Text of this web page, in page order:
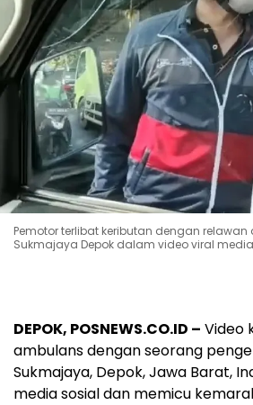
Pemotor terlibat keributan dengan
Sukmajaya Depok dalam video viral
DEPOK, POSNEWS.CO.ID – Video
ambulans dengan seorang
Sukmajaya, Depok, Jawa Barat,
media sosial dan memicu